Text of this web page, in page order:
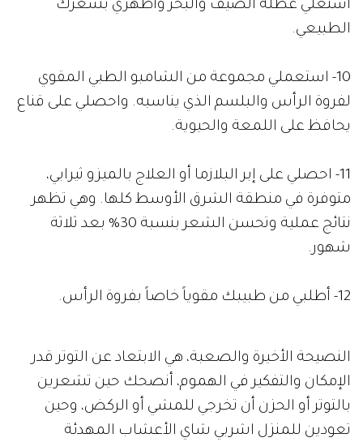
استغلي عطلة الصيف والبحر واظهري بشعرك
الطبيعي.
10- استعملي مجموعة من الشامبو الطبي المقوي
لفروة الرأس والبلسم الذي يناسبه. واحصلي على قناع
يحافظ على اللمعة والحيوية.
11- احصلي على إبر البلازما أو العلاج بالميزو ثيرابي،
متوفرة في منطقة الشرق الأوسط كلها. وهي تظهر
نتائج عملية وتحسن الشعر بنسبة 30% بعد ثلاثة
شهور.
12- أطلبي من طبيبك مقوياً خاصاً بفروة الرأس.
النصيحة الأخيرة والصعبة، هي الابتعاد عن التوتر قدر
الإمكان والتفكير في الهموم، أنصحك حين تشعرين
بالتوتر أو الحزن أن تخرجي للمشي أو الركض، وحين
تعودين للمنزل اشربي شاي الأعشاب المهدئة